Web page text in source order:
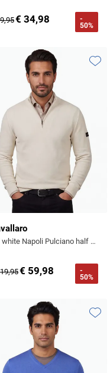
€ 34,98
-
50%
favorieten
off white Napoli Pulciano half zip trui
€ 59,98
-
50%
favorieten